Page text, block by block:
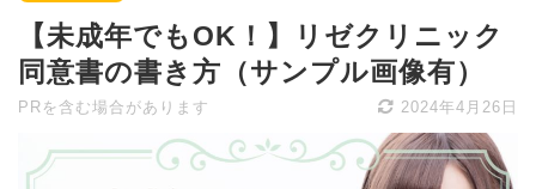
【未成年でもOK！】リゼクリニック
同意書の書き方（サンプル画像有）
PRを含む場合があります 2024年4月26日